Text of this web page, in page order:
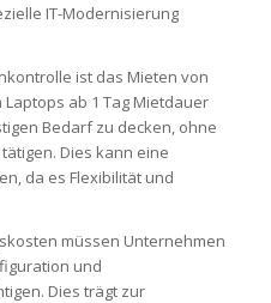
IT-Modernisierung
ist das Mieten von
ab 1 Tag Mietdauer
Bedarf zu decken, ohne
Dies kann eine
da es Flexibilität und
müssen Unternehmen
und
Dies trägt zur